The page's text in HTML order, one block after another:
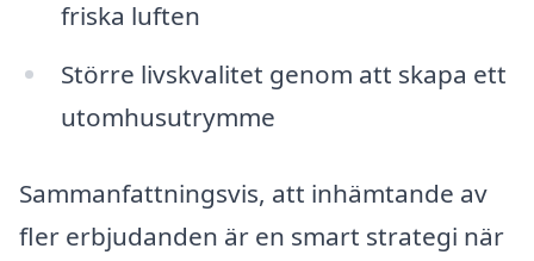
friska luften
Större livskvalitet genom att skapa ett
utomhusutrymme
Sammanfattningsvis, att inhämtande av
fler erbjudanden är en smart strategi när